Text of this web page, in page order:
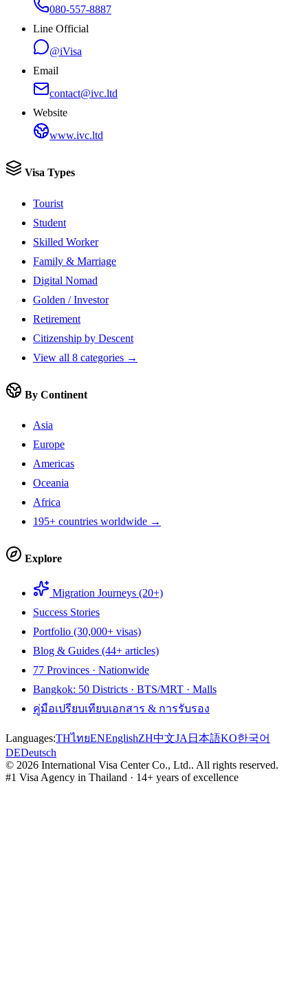
080-557-8887
Line Official
@iVisa
Email
contact@ivc.ltd
Website
www.ivc.ltd
Visa Types
Tourist
Student
Skilled Worker
Family & Marriage
Digital Nomad
Golden / Investor
Retirement
Citizenship by Descent
View all 8 categories →
By Continent
Asia
Europe
Americas
Oceania
Africa
195+ countries worldwide →
Explore
Migration Journeys (20+)
Success Stories
Portfolio (30,000+ visas)
Blog & Guides (44+ articles)
77 Provinces · Nationwide
Bangkok: 50 Districts · BTS/MRT · Malls
คู่มือเปรียบเทียบเอกสาร & การรับรอง
Languages:THไทยENEnglishZH中文JA 日本語KO한국어
DEDeutsch
© 2026 International Visa Center Co., Ltd.. All rights reserved.
#1 Visa Agency in Thailand · 14+ years of excellence